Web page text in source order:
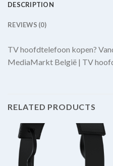
DESCRIPTION
REVIEWS (0)
TV hoofdtelefoon kopen?
MediaMarkt België | TV
RELATED PRODUCTS